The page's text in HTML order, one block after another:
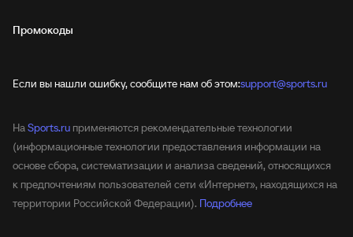
Промокоды
Если вы нашли ошибку, сообщите нам об этом:support@sports.ru
НаSports.ru применяются рекомендательные технологии
(информационные технологии предоставления информации на
основе сбора, систематизации и анализа сведений, относящихся
к предпочтениям пользователей сети «Интернет», находящихся на
территории Российской Федерации). Подробнее